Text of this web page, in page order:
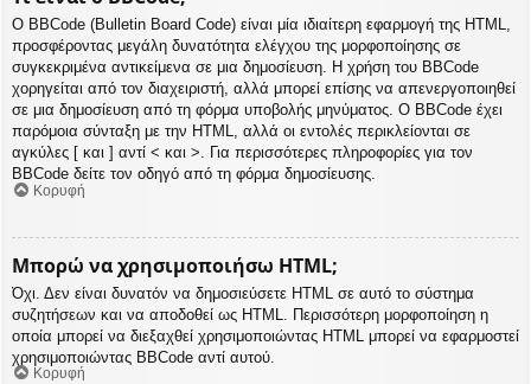
Ο BBCode (Bulletin Board Code) είναι μία ιδιαίτερη εφαρμογή της HTML,
προσφέροντας μεγάλη δυνατότητα ελέγχου της μορφοποίησης σε
συγκεκριμένα αντικείμενα σε μια δημοσίευση. Η χρήση του BBCode
χορηγείται από τον διαχειριστή, αλλά μπορεί επίσης να απενεργοποιηθεί
σε μια δημοσίευση από τη φόρμα υποβολής μηνύματος. Ο BBCode έχει
παρόμοια σύνταξη με την HTML, αλλά οι εντολές περικλείονται σε
αγκύλες [ και ] αντί < και >. Για περισσότερες πληροφορίες για τον
BBCode δείτε τον οδηγό από τη φόρμα δημοσίευσης.
Κορυφή
Μπορώ να χρησιμοποιήσω HTML;
Όχι. Δεν είναι δυνατόν να δημοσιεύσετε HTML σε αυτό το σύστημα
συζητήσεων και να αποδοθεί ως HTML. Περισσότερη μορφοποίηση η
οποία μπορεί να διεξαχθεί χρησιμοποιώντας HTML μπορεί να εφαρμοστεί
χρησιμοποιώντας BBCode αντί αυτού.
Κορυφή